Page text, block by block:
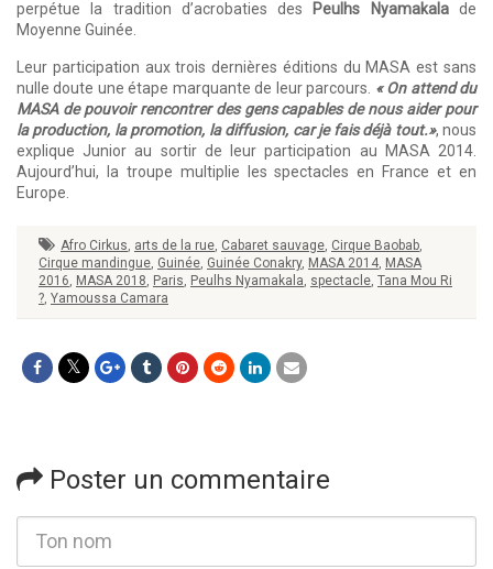
perpétue la tradition d’acrobaties des Peulhs Nyamakalade
Moyenne Guinée.
Leur participation aux trois dernières éditions du MASA est sans
nulle doute une étape marquante de leur parcours. « On attend du
MASA de pouvoir rencontrer des gens capables de nous aider pour
la production, la promotion, la diffusion, car je fais déjà tout.», nous
explique Junior au sortir de leur participation au MASA 2014.
Aujourd’hui, la troupe multiplie les spectacles en France et en
Europe.
Afro Cirkus arts de la rue Cabaret sauvage Cirque Baobab
Cirque mandingue Guinée Guinée Conakry, MASA 2014 MASA
2016 MASA 2018 Paris Peulhs Nyamakala spectacle Tana Mou Ri
? Yamoussa Camara
Poster un commentaire